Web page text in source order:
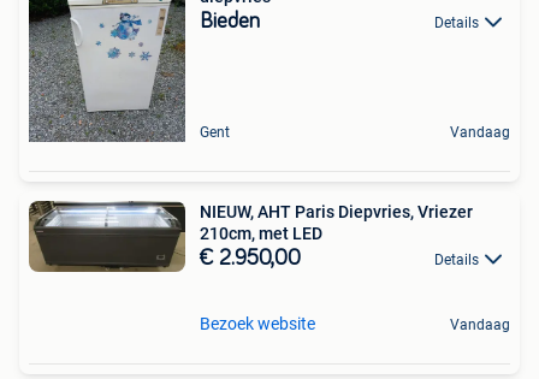
Bieden Details
Gent Vandaag
NIEUW, AHT Paris Diepvries, Vriezer
210cm, met LED
€ 2.950,00 Details
Bezoek website Vandaag